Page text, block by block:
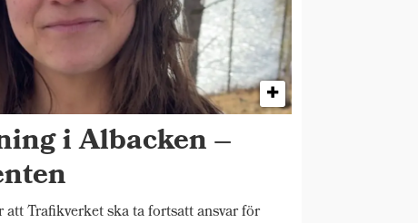
i Albacken –
Trafikverket ska ta fortsatt ansvar för